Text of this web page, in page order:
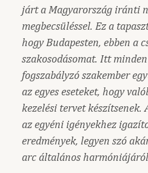
járt a Magyarország iránti
megbecsüléssel. Ez a
hogy Budapesten, ebben a
szakosodásomat. Itt
fogszabályzó szakember
az egyes eseteket, hogy
kezelési tervet készítsenek.
az egyéni igényekhez
eredmények, legyen szó
arc általános